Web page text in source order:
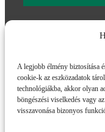
A legjobb élmény biztosítása
cookie-k az eszközadatok
technológiákba, akkor olyan
böngészési viselkedés vagy
visszavonása bizonyos
További
Adatvédelmi
Szállítás és